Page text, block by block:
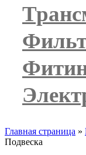
Главная страница »
Подвеска